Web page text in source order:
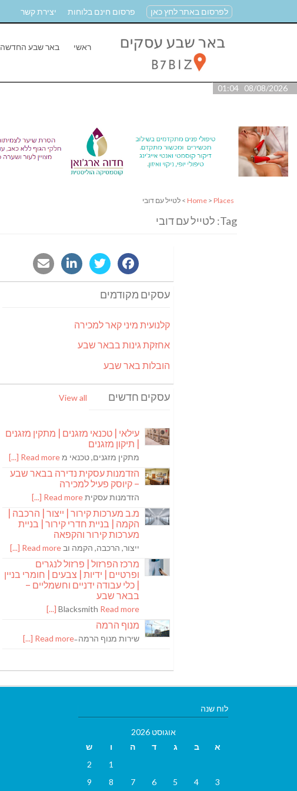
לפרסום באתר לחץ כאן פרסום חינם בלוחות יצירת קשר
ראשי באר שבע החדשה
08/08/2026 01:04
Home > Places > לטייל עם דובי
Tag: לטייל עם דובי
עסקים מקודמים
קלנועית מיני קאר למכירה
אחזקת גינות בבאר שבע
הובלות באר שבע
עסקים חדשים View all
עילאי | טכנאי מזגנים | מתקין מזגנים
| תיקון מזגנים
מתקין מזגנים, טכנאי מRead more [...]
הזדמנות עסקית נדירה בבאר שבע
– קיוסק פעיל למכירה
הזדמנות עסקיתRead more [...]
מ.ב מערכות קירור | ייצור | הרכבה |
הקמה | בניית חדרי קירור | בניית
מערכות קירור והקפאה
ייצור, הרכבה, הקמה וב Read more [...]
מרכז הפרזול | פרזול לנגרים
ופרטיים | ידיות | צבעים | חומרי בניין
| כלי עבודה ידניים וחשמליים –
בבאר שבע
Blacksmith Read more [...]
מנוף הרמה
שירות מנוף הרמה ̵Read more [...]
לוח שנה
אוגוסט 2026
א
ב ג ד ה ו
ש
1
2
3
4
5
6
7
8
9